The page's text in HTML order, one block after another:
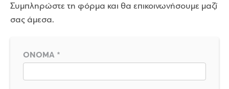
Συμπληρώστε τη φόρμα και θα επικοινωνήσουμε μαζί
σας άμεσα.
ΟΝΟΜΑ *